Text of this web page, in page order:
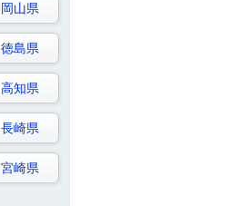
岡山県
徳島県
高知県
長崎県
宮崎県